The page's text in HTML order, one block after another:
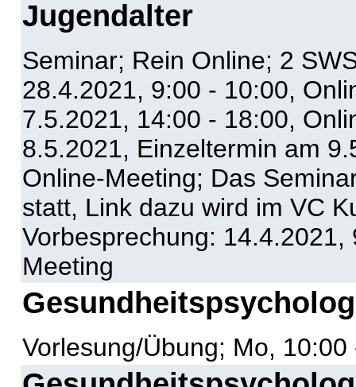
Jugendalter
Seminar; Rein Online; 2
28.4.2021, 9:00 - 10:00,
7.5.2021, 14:00 - 18:00,
8.5.2021, Einzeltermin am
Online-Meeting; Das
statt, Link dazu wird im VC
Vorbesprechung:
Meeting
Vorlesung/Übung; Mo,